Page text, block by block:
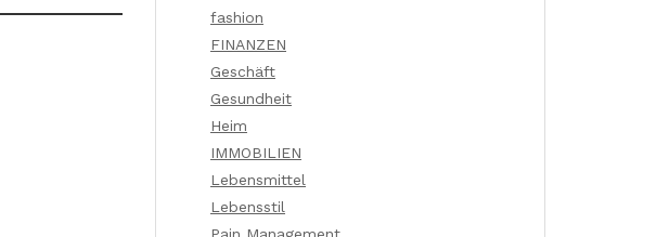
fashion
FINANZEN
Geschäft
Gesundheit
Heim
IMMOBILIEN
Lebensmittel
Lebensstil